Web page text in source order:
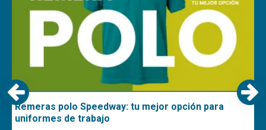
Remeras polo Speedway: tu mejor opción para
uniformes de trabajo